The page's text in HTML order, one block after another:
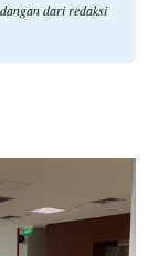
dari redaksi